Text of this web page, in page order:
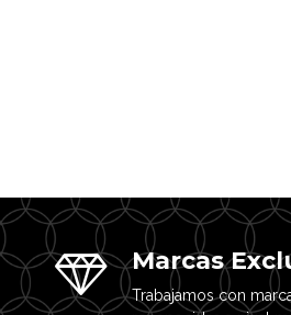
Marcas
Trabajamos con